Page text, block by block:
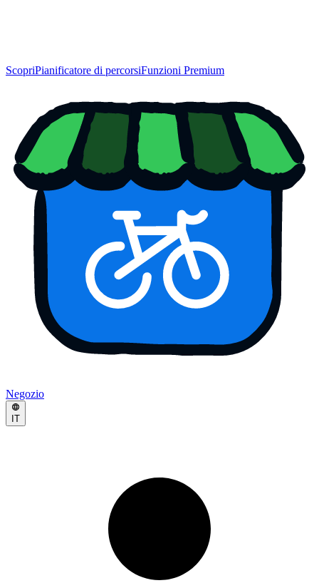
ScopriPianificatore di percorsiFunzioni Premium
Negozio
IT